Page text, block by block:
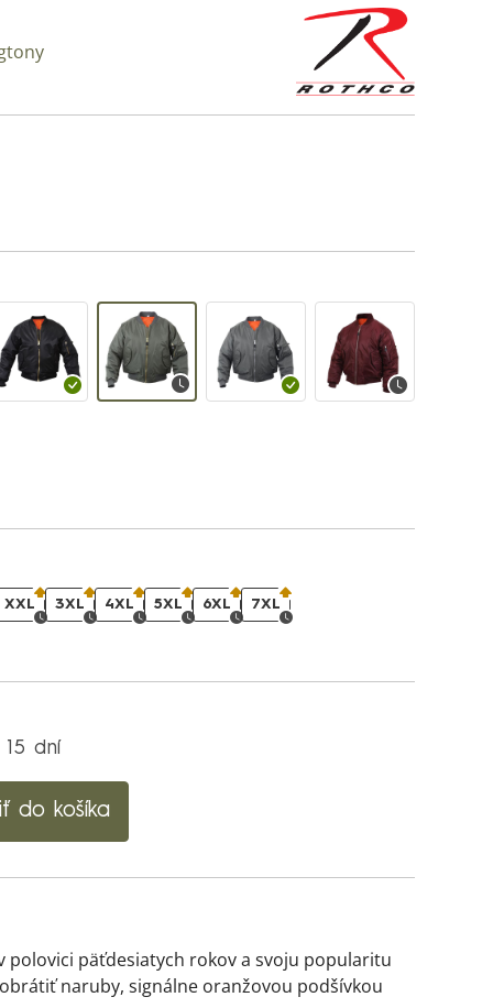
XXL 3XL 4XL 5XL 6XL 7XL
dní
do košíka
polovici päťdesiatych rokov a svoju popularitu
naruby, signálne oranžovou podšívkou